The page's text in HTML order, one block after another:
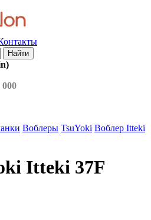
Найти
000
Воблеры TsuYoki Воблер Itteki
Itteki 37F